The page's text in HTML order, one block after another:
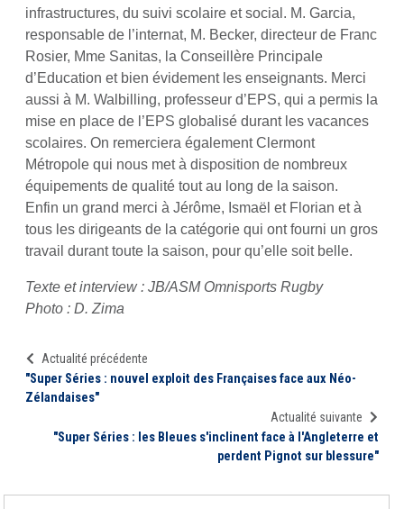
infrastructures, du suivi scolaire et social. M. Garcia,
responsable de l’internat, M. Becker, directeur de Franc
Rosier, Mme Sanitas, la Conseillère Principale
d’Education et bien évidement les enseignants. Merci
aussi à M. Walbilling, professeur d’EPS, qui a permis la
mise en place de l’EPS globalisé durant les vacances
scolaires. On remerciera également Clermont
Métropole qui nous met à disposition de nombreux
équipements de qualité tout au long de la saison.
Enfin un grand merci à Jérôme, Ismaël et Florian et à
tous les dirigeants de la catégorie qui ont fourni un gros
travail durant toute la saison, pour qu’elle soit belle.
Texte et interview : JB/ASM Omnisports Rugby
Photo : D. Zima
Actualité précédente
"Super Séries : nouvel exploit des Françaises face aux Néo-
Zélandaises"
Actualité suivante
"Super Séries : les Bleues s'inclinent face à l'Angleterre et
perdent Pignot sur blessure"